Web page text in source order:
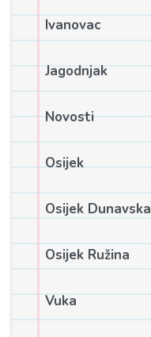
Ivanovac
Jagodnjak
Novosti
Osijek
Osijek Dunavska
Osijek Ružina
Vuka